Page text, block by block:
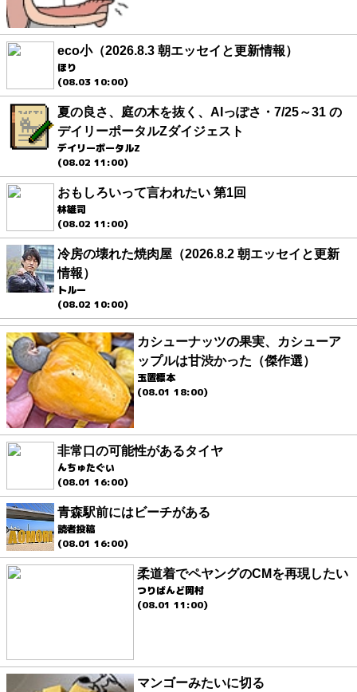
eco小（2026.8.3 朝エッセイと更新情報）
ほり
(08.03 10:00)
夏の良さ、庭の木を抜く、AIっぽさ・7/25～31 の
デイリーポータルZダイジェスト
デイリーポータルZ
(08.02 11:00)
おもしろいって言われたい 第1回
林雄司
(08.02 11:00)
冷房の壊れた焼肉屋（2026.8.2 朝エッセイと更新
情報）
トルー
(08.02 10:00)
カシューナッツの果実、カシューア
ップルは甘渋かった（傑作選）
玉置標本
(08.01 18:00)
非常口の可能性があるタイヤ
んちゅたぐい
(08.01 16:00)
青森駅前にはビーチがある
読者投稿
(08.01 16:00)
柔道着でペヤングのCMを再現したい
つりばんど岡村
(08.01 11:00)
マンゴーみたいに切る